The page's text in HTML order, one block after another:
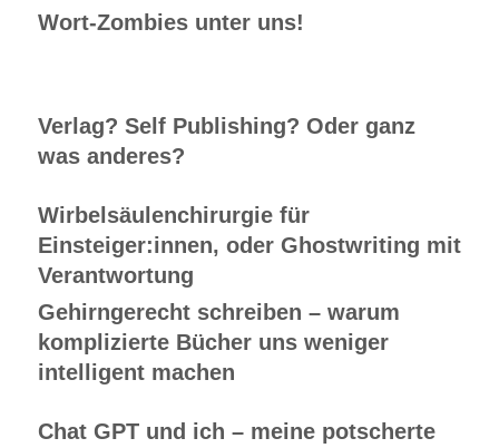
Wort-Zombies unter uns!
Verlag? Self Publishing? Oder ganz
was anderes?
Wirbelsäulenchirurgie für
Einsteiger:innen, oder Ghostwriting mit
Verantwortung
Gehirngerecht schreiben – warum
komplizierte Bücher uns weniger
intelligent machen
Chat GPT und ich – meine potscherte